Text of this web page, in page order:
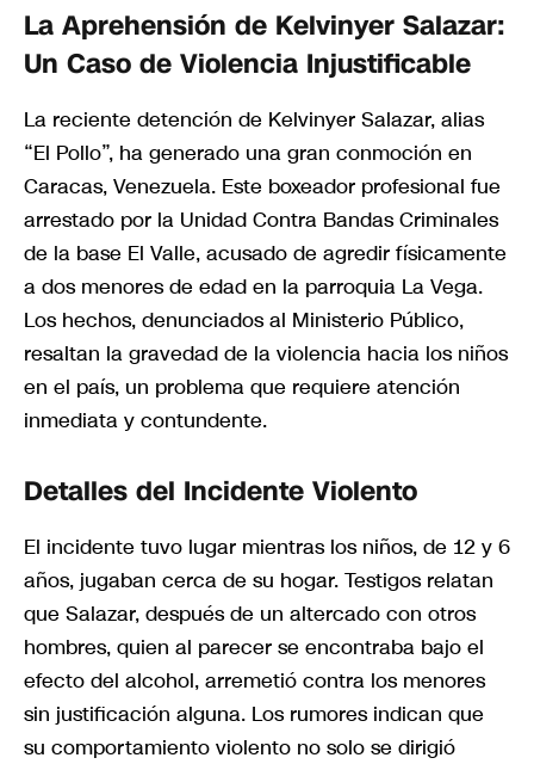
La Aprehensión de Kelvinyer Salazar:
Un Caso de Violencia Injustificable
La reciente detención de Kelvinyer Salazar, alias
“El Pollo”, ha generado una gran conmoción en
Caracas, Venezuela. Este boxeador profesional fue
arrestado por la Unidad Contra Bandas Criminales
de la base El Valle, acusado de agredir físicamente
a dos menores de edad en la parroquia La Vega.
Los hechos, denunciados al Ministerio Público,
resaltan la gravedad de la violencia hacia los niños
en el país, un problema que requiere atención
inmediata y contundente.
Detalles del Incidente Violento
El incidente tuvo lugar mientras los niños, de 12 y 6
años, jugaban cerca de su hogar. Testigos relatan
que Salazar, después de un altercado con otros
hombres, quien al parecer se encontraba bajo el
efecto del alcohol, arremetió contra los menores
sin justificación alguna. Los rumores indican que
su comportamiento violento no solo se dirigió